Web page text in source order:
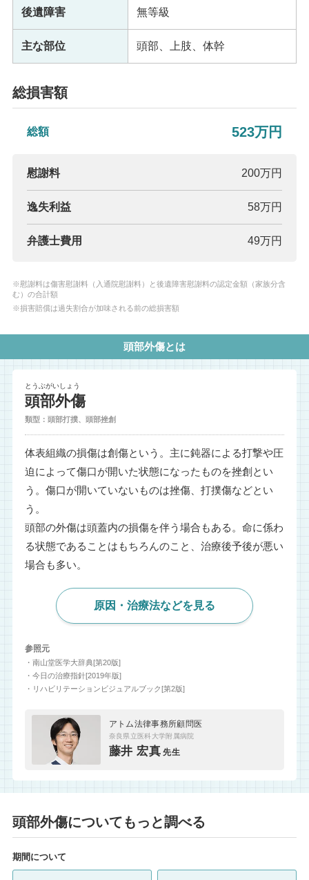
後遺障害 無等級
主な部位 頭部、上肢、体幹
総損害額
総額 523万円
慰謝料 200万円
逸失利益 58万円
弁護士費用 49万円
※慰謝料は傷害慰謝料（入通院慰謝料）と後遺障害慰謝料の認定金額（家族分含
む）の合計額
※損害賠償は過失割合が加味される前の総損害額
頭部外傷とは
とうぶがいしょう
頭部外傷
類型：頭部打撲、頭部挫創
体表組織の損傷は創傷という。主に鈍器による打撃や圧
迫によって傷口が開いた状態になったものを挫創とい
う。傷口が開いていないものは挫傷、打撲傷などとい
う。
頭部の外傷は頭蓋内の損傷を伴う場合もある。命に係わ
る状態であることはもちろんのこと、治療後予後が悪い
場合も多い。
原因・治療法などを見る
参照元
・南山堂医学大辞典[第20版]
・今日の治療指針[2019年版]
・リハビリテーションビジュアルブック[第2版]
アトム法律事務所顧問医
奈良県立医科大学附属病院
藤井 宏真 先生
頭部外傷についてもっと調べる
期間について